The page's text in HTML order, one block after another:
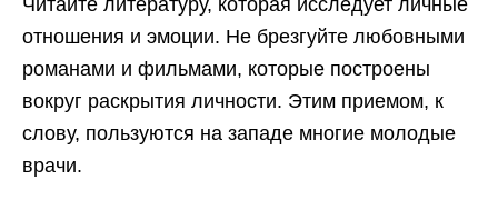
отношения и эмоции. Не брезгуйте любовными
романами и фильмами, которые построены
вокруг раскрытия личности. Этим приемом, к
слову, пользуются на западе многие молодые
врачи.